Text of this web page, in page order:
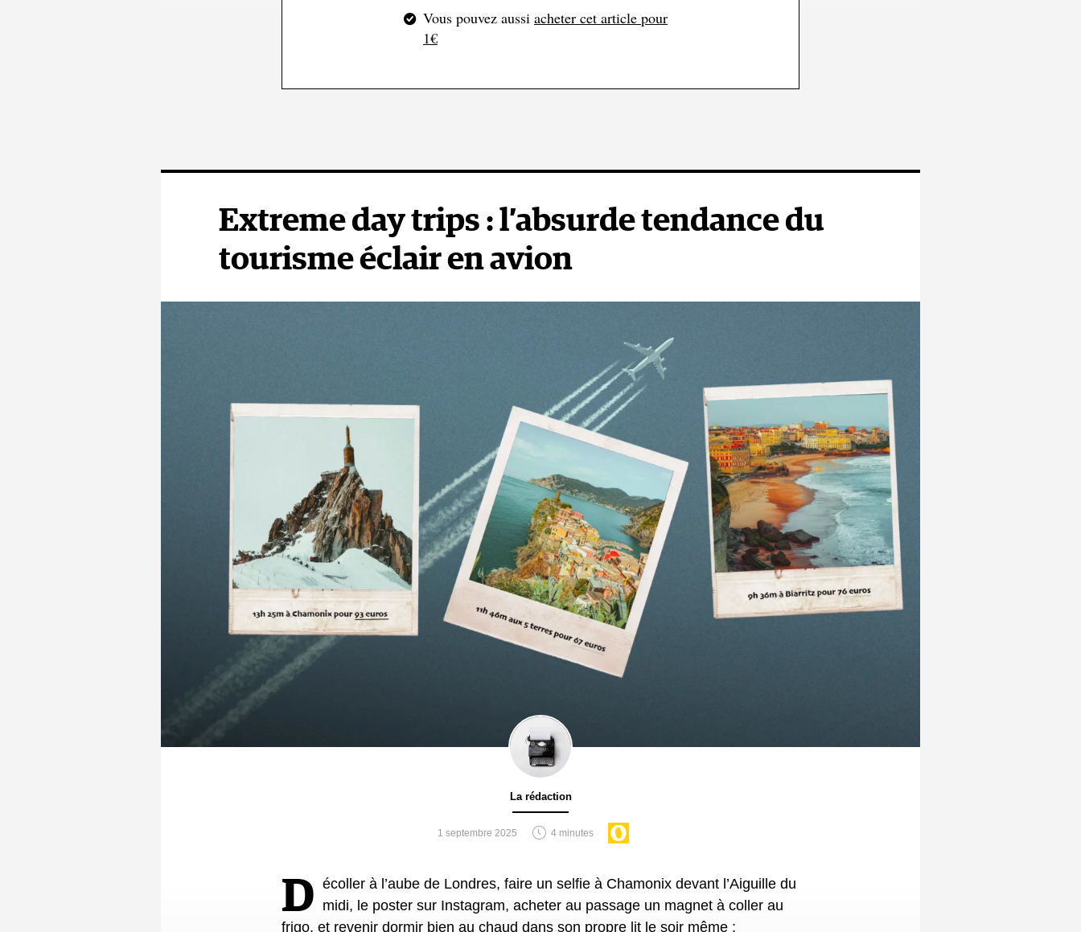
Vous pouvez aussi acheter cet article pour
1€
Extreme day trips : l’absurde tendance du
tourisme éclair en avion
La rédaction
1 septembre 2025 4 minutes
Décoller à l’aube de Londres, faire un selfie à Chamonix devant l’Aiguille du midi, le poster sur Instagram, acheter au passage un magnet à coller au
frigo, et revenir dormir bien au chaud dans son propre lit le soir même :